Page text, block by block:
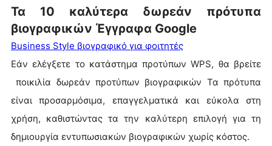
Τα 10 καλύτερα δωρεάν πρότυπα
βιογραφικών Έγγραφα Google
Business Style βιογραφικό για φοιτητές
Εάν ελέγξετε το κατάστημα προτύπων WPS, θα βρείτε
ποικιλία δωρεάν προτύπων βιογραφικών Τα πρότυπα
είναι προσαρμόσιμα, επαγγελματικά και εύκολα στη
χρήση, καθιστώντας τα την καλύτερη επιλογή για τη
δημιουργία εντυπωσιακών βιογραφικών χωρίς κόστος.